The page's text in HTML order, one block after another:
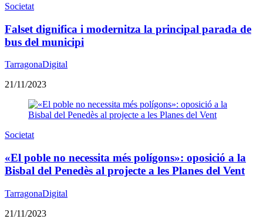
Societat
Falset dignifica i modernitza la principal parada de
bus del municipi
TarragonaDigital
21/11/2023
Societat
«El poble no necessita més polígons»: oposició a la
Bisbal del Penedès al projecte a les Planes del Vent
TarragonaDigital
21/11/2023